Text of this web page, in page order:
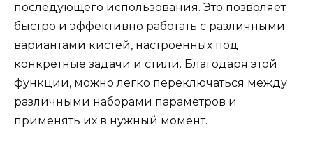
последующего использования. Это позволяет
быстро и эффективно работать с различными
вариантами кистей, настроенных под
конкретные задачи и стили. Благодаря этой
функции, можно легко переключаться между
различными наборами параметров и
применять их в нужный момент.